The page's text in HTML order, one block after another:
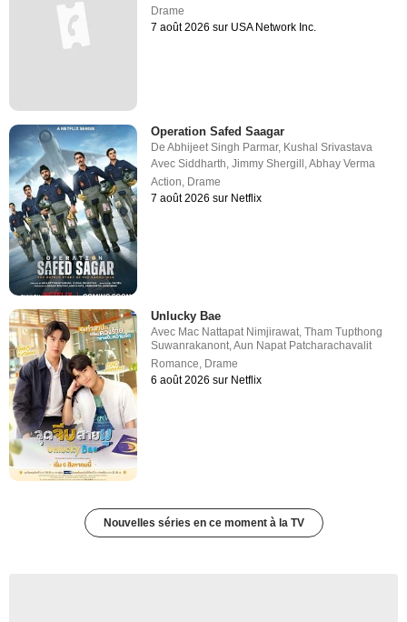
Drame
7 août 2026 sur USA Network Inc.
Operation Safed Saagar
DeAbhijeet Singh Parmar, Kushal Srivastava
AvecSiddharth,Jimmy Shergill ,Abhay Verma
Action, Drame
7 août 2026 sur Netflix
Unlucky Bae
Avec Mac Nattapat Nimjirawat,Tham Tupthong
Suwanrakanont,Aun Napat Patcharachavalit
Romance, Drame
6 août 2026 sur Netflix
Nouvelles séries en ce moment à la TV